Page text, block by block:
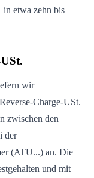
etwa zehn bis
wir
Charge-USt.
zwischen den
der
(ATU...) an. Die
und mit